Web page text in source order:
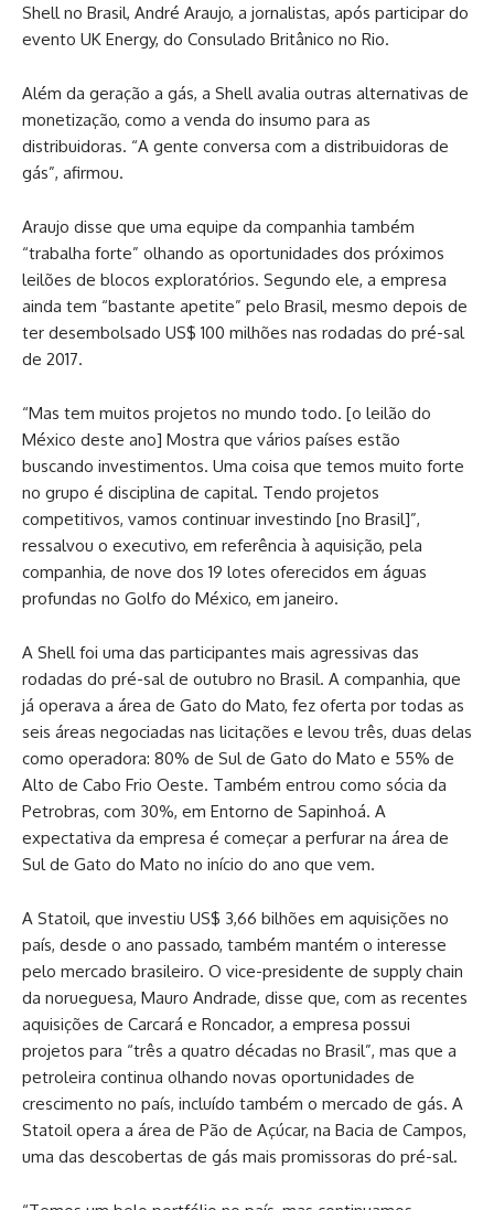
Shell no Brasil, André Araujo, a jornalistas, após participar do
evento UK Energy, do Consulado Britânico no Rio.
Além da geração a gás, a Shell avalia outras alternativas de
monetização, como a venda do insumo para as
distribuidoras. “A gente conversa com a distribuidoras de
gás”, afirmou.
Araujo disse que uma equipe da companhia também
“trabalha forte” olhando as oportunidades dos próximos
leilões de blocos exploratórios. Segundo ele, a empresa
ainda tem “bastante apetite” pelo Brasil, mesmo depois de
ter desembolsado US$ 100 milhões nas rodadas do pré-sal
de 2017.
“Mas tem muitos projetos no mundo todo. [o leilão do
México deste ano] Mostra que vários países estão
buscando investimentos. Uma coisa que temos muito forte
no grupo é disciplina de capital. Tendo projetos
competitivos, vamos continuar investindo [no Brasil]”,
ressalvou o executivo, em referência à aquisição, pela
companhia, de nove dos 19 lotes oferecidos em águas
profundas no Golfo do México, em janeiro.
A Shell foi uma das participantes mais agressivas das
rodadas do pré-sal de outubro no Brasil. A companhia, que
já operava a área de Gato do Mato, fez oferta por todas as
seis áreas negociadas nas licitações e levou três, duas delas
como operadora: 80% de Sul de Gato do Mato e 55% de
Alto de Cabo Frio Oeste. Também entrou como sócia da
Petrobras, com 30%, em Entorno de Sapinhoá. A
expectativa da empresa é começar a perfurar na área de
Sul de Gato do Mato no início do ano que vem.
A Statoil, que investiu US$ 3,66 bilhões em aquisições no
país, desde o ano passado, também mantém o interesse
pelo mercado brasileiro. O vice-presidente de supply chain
da norueguesa, Mauro Andrade, disse que, com as recentes
aquisições de Carcará e Roncador, a empresa possui
projetos para “três a quatro décadas no Brasil”, mas que a
petroleira continua olhando novas oportunidades de
crescimento no país, incluído também o mercado de gás. A
Statoil opera a área de Pão de Açúcar, na Bacia de Campos,
uma das descobertas de gás mais promissoras do pré-sal.